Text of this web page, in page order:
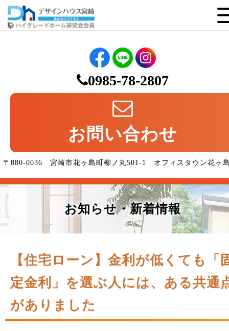
0985-78-2807
お問い合わせ
〒880-0036 宮崎市花ヶ島町柳ノ丸501-1 オフィスタウン花ヶ
お知らせ・新着情報
【住宅ローン】金利が低くても「
定金利」を選ぶ人には、ある共通
がありました